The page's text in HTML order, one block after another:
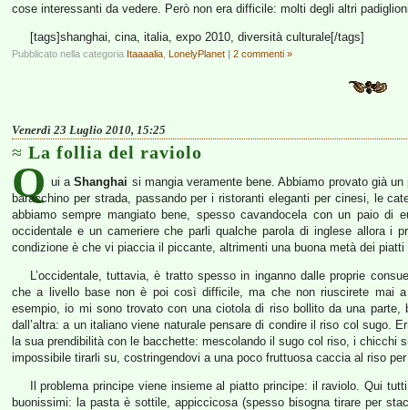
cose interessanti da vedere. Però non era difficile: molti degli altri
[tags]shanghai, cina, italia, expo 2010, diversità culturale[/tags]
Pubblicato nella categoria Itaaaalia LonelyPlanet | 2 commenti »
Venerdì 23 Luglio 2010, 15:25
La follia del raviolo
Q ui aShanghai si mangia veramente bene. Abbiamo provato già
baracchino per strada, passando per i ristoranti eleganti per cinesi, le
abbiamo sempre mangiato bene, spesso cavandocela con un paio di
occidentale e un cameriere che parli qualche parola di inglese allora i
condizione è che vi piaccia il piccante, altrimenti una buona metà dei
L’occidentale, tuttavia, è tratto spesso in inganno dalle proprie
che a livello base non è poi così difficile, ma che non riuscirete mai a
esempio, io mi sono trovato con una ciotola di riso bollito da una
dall’altra: a un italiano viene naturale pensare di condire il riso col sugo.
la sua prendibilità con le bacchette: mescolando il sugo col riso, i chicchi
impossibile tirarli su, costringendovi a una poco fruttuosa caccia al riso
Il problema principe viene insieme al piatto principe: il raviolo. Qui
buonissimi: la pasta è sottile, appiccicosa (spesso bisogna tirare per